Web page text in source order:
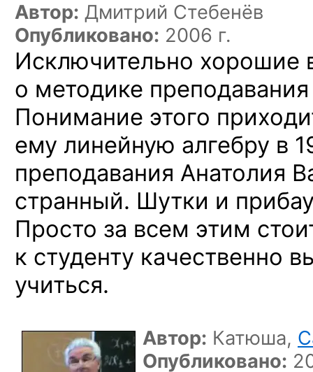
Автор: Дмитрий Стебенёв
Опубликовано: 2006 г.
Исключительно хорошие
о методике
Понимание этого
ему линейную алгебру в
преподавания Анатолия
странный. Шутки и
Просто за всем этим
к студенту качественно
учиться.
Автор: Катюша,
Опубликовано: